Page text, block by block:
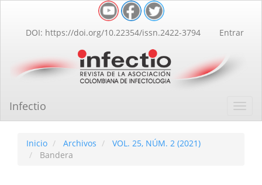
Contenido
principal
lateral
DOI: https://doi.org/10.22354/issn.2422-3794 Entrar
Infectio
Inicio Archivos
VOL. 25, NÚM. 2 (2021)
Bandera